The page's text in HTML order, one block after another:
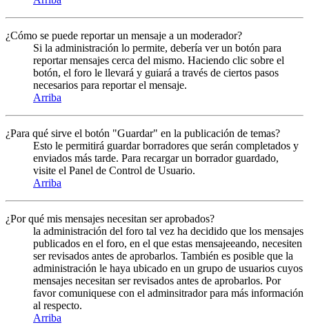
¿Cómo se puede reportar un mensaje a un moderador?
Si la administración lo permite, debería ver un botón para
reportar mensajes cerca del mismo. Haciendo clic sobre el
botón, el foro le llevará y guiará a través de ciertos pasos
necesarios para reportar el mensaje.
Arriba
¿Para qué sirve el botón "Guardar" en la publicación de temas?
Esto le permitirá guardar borradores que serán completados y
enviados más tarde. Para recargar un borrador guardado,
visite el Panel de Control de Usuario.
Arriba
¿Por qué mis mensajes necesitan ser aprobados?
la administración del foro tal vez ha decidido que los mensajes
publicados en el foro, en el que estas mensajeeando, necesiten
ser revisados antes de aprobarlos. También es posible que la
administración le haya ubicado en un grupo de usuarios cuyos
mensajes necesitan ser revisados antes de aprobarlos. Por
favor comuniquese con el adminsitrador para más información
al respecto.
Arriba